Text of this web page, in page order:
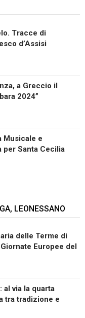
Tracce di
d’Assisi
a Greccio il
2024”
Musicale e
per Santa Cecilia
LEONESSANO
delle Terme di
Europee del
al via la quarta
tra tradizione e